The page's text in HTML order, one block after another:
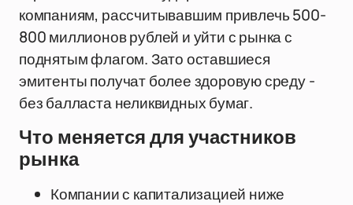
компаниям, рассчитывавшим привлечь 500-
800 миллионов рублей и уйти с рынка с
поднятым флагом. Зато оставшиеся
эмитенты получат более здоровую среду -
без балласта неликвидных бумаг.
Что меняется для участников
рынка
Компании с капитализацией ниже